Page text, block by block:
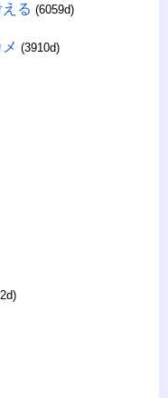
る (6059d)
(3910d)